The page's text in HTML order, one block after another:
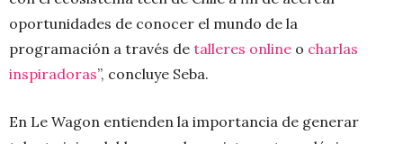
oportunidades de conocer el mundo de la
programación a través de talleres online o charlas
inspiradoras”, concluye Seba.
En Le Wagon entienden la importancia de generar